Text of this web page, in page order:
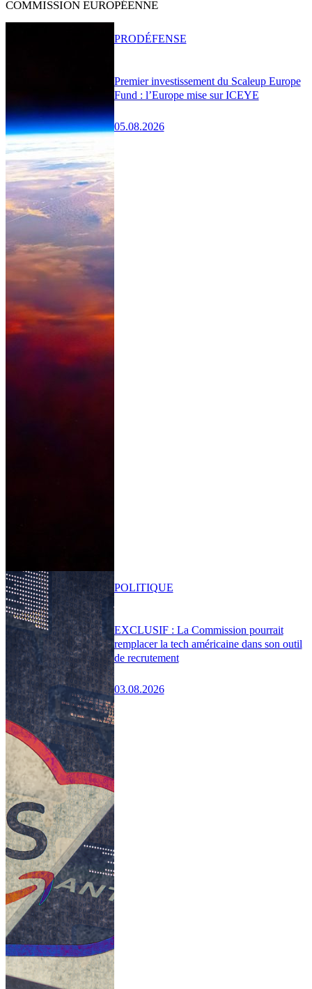
COMMISSION EUROPÉENNE
Premier investissement du Scaleup Europe
Fund : l’Europe mise sur ICEYE
05.08.2026
PRODÉFENSE
EXCLUSIF : La Commission pourrait
remplacer la tech américaine dans son outil
de recrutement
03.08.2026
POLITIQUE